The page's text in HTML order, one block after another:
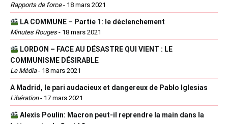
Rapports de force- 18 mars 2021
LA COMMUNE – Partie 1: le déclenchement
Minutes Rouges- 18 mars 2021
LORDON – FACE AU DÉSASTRE QUI VIENT : LE
COMMUNISME DÉSIRABLE
Le Média- 18 mars 2021
A Madrid, le pari audacieux et dangereux de Pablo Iglesias
Libération- 17 mars 2021
Alexis Poulin: Macron peut-il reprendre la main dans la